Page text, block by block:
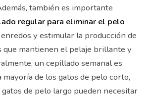
también es importante
regular para eliminar el pelo
y estimular la producción de
que mantienen el pelaje brillante y
un cepillado semanal es
de los gatos de pelo corto,
de pelo largo pueden necesitar